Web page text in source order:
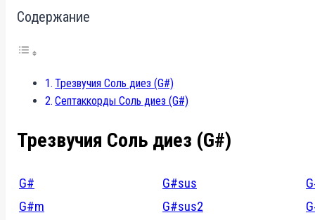
Содержание
Трезвучия Соль диез (G#)
Септаккорды Соль диез (G#)
Трезвучия Соль диез (G#)
G# G#sus
G#m
G#sus2